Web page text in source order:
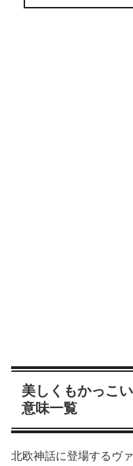
美しくもかっこ
意味一覧
北欧神話に登場するヴ